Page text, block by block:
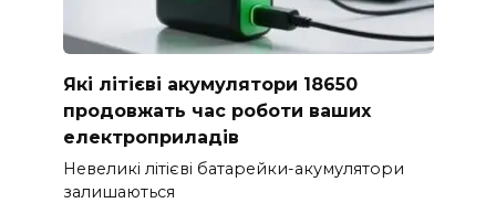
Які літієві акумулятори 18650
продовжать час роботи ваших
електроприладів
Невеликі літієві батарейки-акумулятори
залишаються